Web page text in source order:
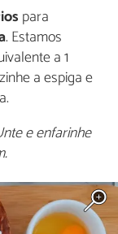
para
. Estamos
a 1
a espiga e
e enfarinhe